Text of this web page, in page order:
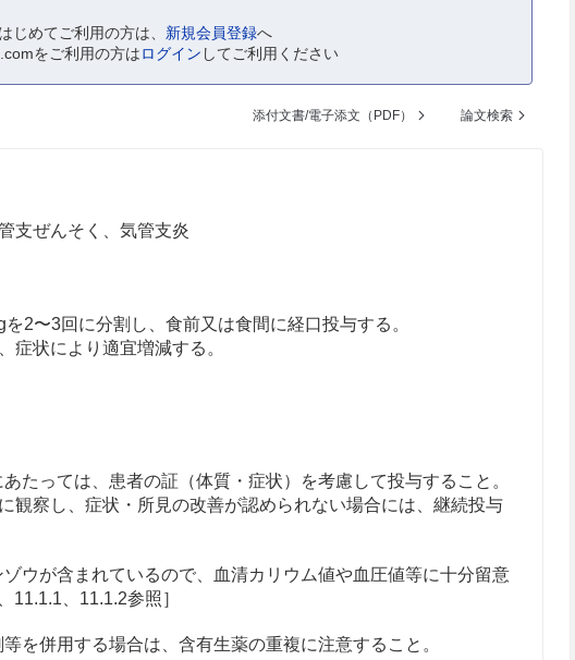
はじめてご利用の方は、 新規会員登録へ
をご利用の方はログイン してご利用ください
添付文書/電子添文（PDF） 論文検索
支ぜんそく、気管支炎
2〜3回に分割し、食前又は食間に経口投与する。
症状により適宜増減する。
たっては、患者の証（体質・症状）を考慮して投与すること。
観察し、症状・所見の改善が認められない場合には、継続投与
ウが含まれているので、血清カリウム値や血圧値等に十分留意
11.1.1、11.1.2参照］
を併用する場合は、含有生薬の重複に注意すること。